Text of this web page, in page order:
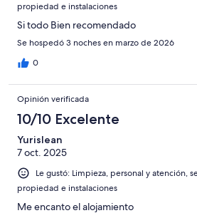
propiedad e instalaciones
Si todo Bien recomendado
Se hospedó 3 noches en marzo de 2026
0
Opinión verificada
10/10 Excelente
Yurislean
7 oct. 2025
Le gustó: Limpieza, personal y atención,
propiedad e instalaciones
Me encanto el alojamiento